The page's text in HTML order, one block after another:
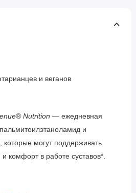
и веганов
Nutrition — ежедневная
и
могут поддерживать
комфорт в работе суставов*.